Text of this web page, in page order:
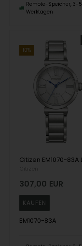
Remote-Speicher, 3-5
Werktagen
10%
307,00 EUR
EM1070-83A